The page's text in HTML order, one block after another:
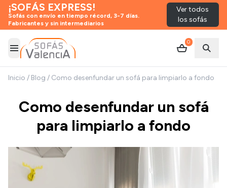
¡SOFÁS EXPRESS!
Sofás con envío en tiempo récord, 3-7 días.
Fabricantes y sin intermediarios
Ver todos
los sofás
Abrir menú
0
Inicio / Blog / Como desenfundar un sofá para limpiarlo a fondo
Como desenfundar un sofá
para limpiarlo a fondo